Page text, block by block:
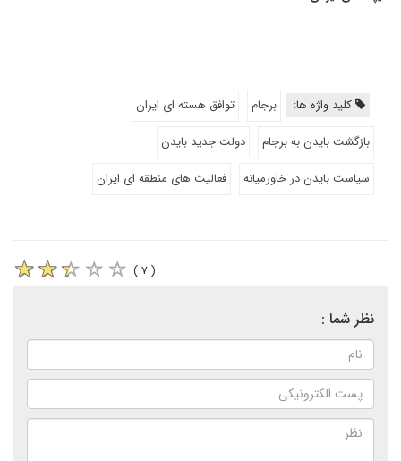
کلید واژه ها: برجام
توافق هسته ای ایران
بازگشت بایدن به برجام
دولت جدید بایدن
سیاست بایدن در خاورمیانه
فعالیت های منطقه ای ایران
( ۷ )
نظر شما :